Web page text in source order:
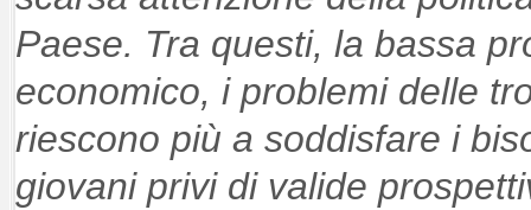
Paese. Tra questi, la bassa
economico, i problemi delle
riescono più a soddisfare i
giovani privi di valide